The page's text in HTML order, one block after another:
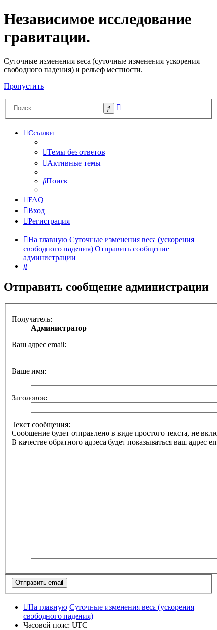
Независимое исследование
гравитации.
Cуточные изменения веса (суточные изменения ускорения
свободного падения) и рельеф местности.
Пропустить
Поиск
Ссылки
Темы без ответов
Активные темы
Поиск
FAQ
Вход
Регистрация
На главную Суточные изменения веса (ускорения
свободного падения) Отправить сообщение
администрации
Поиск
Отправить сообщение администрации
Получатель:
Администратор
Ваш адрес email:
Ваше имя:
Заголовок:
Текст сообщения:
Сообщение будет отправлено в виде простого текста, не
В качестве обратного адреса будет показываться ваш адрес
На главную Суточные изменения веса (ускорения
свободного падения)
Часовой пояс: UTC